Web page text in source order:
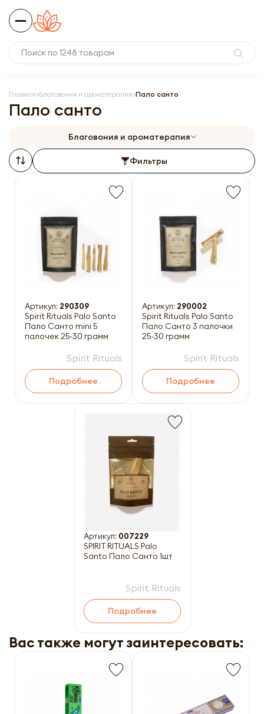
Главная Благовония и ароматерапия Пало санто
Пало санто
Благовония и ароматерапия
Фильтры
Артикул: 290309
Spirit Rituals Palo Santo
Пало Санто mini 5
палочек 25-30 грамм
Spirit Rituals
Подробнее
Артикул: 290002
Spirit Rituals Palo Santo
Пало Санто 3 палочки
25-30 грамм
Spirit Rituals
Подробнее
Артикул: 007229
SPIRIT RITUALS Palo
Santo Пало Санто 1шт
Spirit Rituals
Подробнее
Вас также могут заинтересовать: